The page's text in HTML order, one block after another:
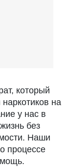
который
на
у нас в
без
Наши
процессе